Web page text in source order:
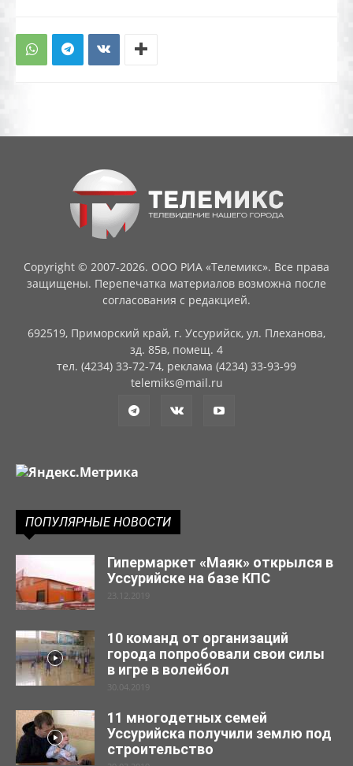
Copyright © 2007-2026. ООО РИА «Телемикс». Все права
защищены. Перепечатка материалов возможна после
согласования с редакцией.
692519, Приморский край, г. Уссурийск, ул. Плеханова,
зд. 85в, помещ. 4
тел. (4234) 33-72-74, реклама (4234) 33-93-99
telemiks@mail.ru
ПОПУЛЯРНЫЕ НОВОСТИ
Гипермаркет «Маяк» открылся в
Уссурийске на базе КПС
23.12.2019
10 команд от организаций
города попробовали свои силы
в игре в волейбол
30.04.2019
11 многодетных семей
Уссурийска получили землю под
строительство